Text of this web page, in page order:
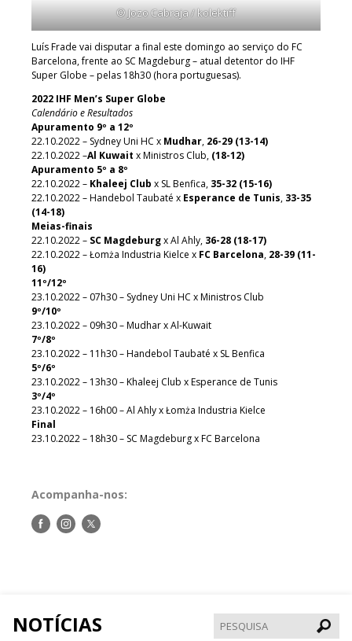
© Jozo Cabraja / kolektiff
Luís Frade vai disputar a final este domingo ao serviço do FC
Barcelona, frente ao SC Magdeburg – atual detentor do IHF
Super Globe – pelas 18h30 (hora portuguesas).
2022 IHF Men’s Super Globe
Calendário e Resultados
Apuramento 9º a 12º
22.10.2022 – Sydney Uni HC x Mudhar, 26-29 (13-14)
22.10.2022 –Al Kuwait x Ministros Club, (18-12)
Apuramento 5º a 8º
22.10.2022 – Khaleej Club x SL Benfica, 35-32 (15-16)
22.10.2022 – Handebol Taubaté x Esperance de Tunis, 33-35
(14-18)
Meias-finais
22.10.2022 – SC Magdeburgx Al Ahly, 36-28 (18-17)
22.10.2022 – Łomża Industria Kielce x FC Barcelona, 28-39 (11-
16)
11º/12º
23.10.2022 – 07h30 – Sydney Uni HC x Ministros Club
9º/10º
23.10.2022 – 09h30 – Mudhar x Al-Kuwait
7º/8º
23.10.2022 – 11h30 – Handebol Taubaté x SL Benfica
5º/6º
23.10.2022 – 13h30 – Khaleej Club x Esperance de Tunis
3º/4º
23.10.2022 – 16h00 – Al Ahly x Łomża Industria Kielce
Final
23.10.2022 – 18h30 – SC Magdeburg x FC Barcelona
Acompanha-nos:
Siga-Siga-Siga-
NOTÍCIAS